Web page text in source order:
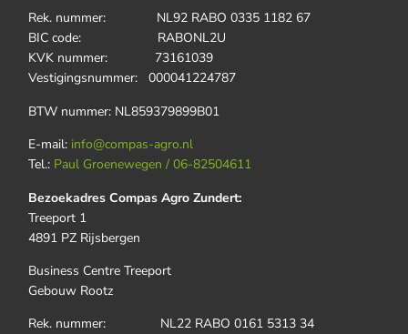
Rek. nummer: NL92 RABO 0335 1182 67
BIC code: RABONL2U
KVK nummer: 73161039
Vestigingsnummer: 000041224787
BTW nummer: NL859379899B01
E-mail: info@compas-agro.nl
Tel.: Paul Groenewegen / 06-82504611
Bezoekadres Compas Agro Zundert:
Treeport 1
4891 PZ Rijsbergen
Business Centre Treeport
Gebouw Rootz
Rek. nummer: NL22 RABO 0161 5313 34